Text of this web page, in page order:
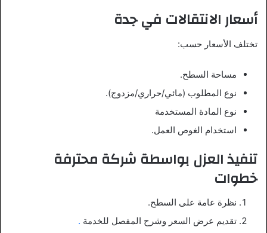
أسعار الانتقالات في جدة
تختلف الأسعار حسب:
مساحة السطح.
نوع المطلوب (مائي/حراري/مزدوج).
نوع المادة المستخدمة
استخدام الغوص العمل.
تنفيذ العزل بواسطة شركة محترفة
خطوات
نظرة عامة على السطح.
تقديم عرض السعر وشرح المفصل للخدمة .